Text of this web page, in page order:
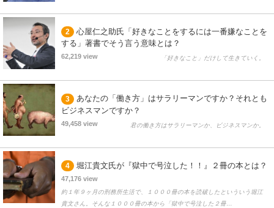
2
心屋仁之助氏「好きなことをするには一番嫌なことを
する」著書でそう言う意味とは？
62,219 view 「好きなこと」だけして生きていく。
3
あなたの「働き方」はサラリーマンですか？それとも
ビジネスマンですか？
49,458 view 君の働き方はサラリーマンか、ビジネスマンか。
4 堀江貴文氏が『獄中で号泣した！！』２冊の本とは？
47,176 view
約１年９ヶ月の刑務所生活で、１０００冊の本を読破したといういう堀江
貴文さん。そんな１０００冊の本から「獄中で号泣した２冊…